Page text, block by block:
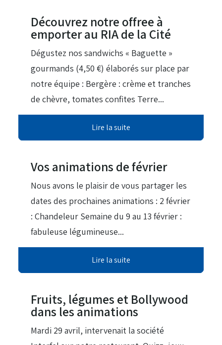
Découvrez notre offree à
emporter au RIA de la Cité
Dégustez nos sandwichs « Baguette »
gourmands (4,50 €) élaborés sur place par
notre équipe : Bergère : crème et tranches
de chèvre, tomates confites Terre...
Lire la suite
16 Jan 2026
Vos animations de février
Nous avons le plaisir de vous partager les
dates des prochaines animations : 2 février
: Chandeleur Semaine du 9 au 13 février :
fabuleuse légumineuse...
Lire la suite
11 Jui 2025
Fruits, légumes et Bollywood
dans les animations
Mardi 29 avril, intervenait la société